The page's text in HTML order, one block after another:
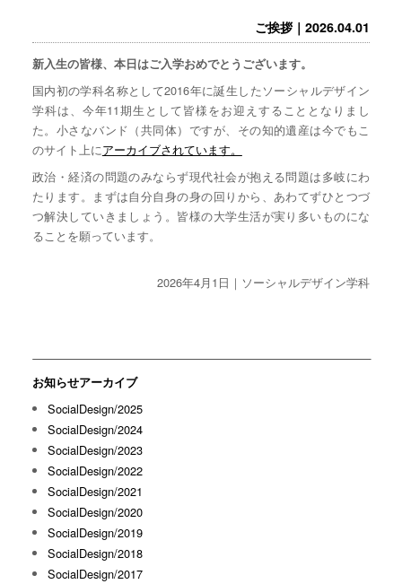
ご挨拶｜2026.04.01
新入生の皆様、本日はご入学おめでとうございます。
国内初の学科名称として2016年に誕生したソーシャルデザイン
学科は、今年11期生として皆様をお迎えすることとなりまし
た。小さなバンド（共同体）ですが、その知的遺産は今でもこ
のサイト上にアーカイブされています。
政治・経済の問題のみならず現代社会が抱える問題は多岐にわ
たります。まずは自分自身の身の回りから、あわてずひとつづ
つ解決していきましょう。皆様の大学生活が実り多いものにな
ることを願っています。
2026年4月1日｜ソーシャルデザイン学科
お知らせアーカイブ
SocialDesign/2025
SocialDesign/2024
SocialDesign/2023
SocialDesign/2022
SocialDesign/2021
SocialDesign/2020
SocialDesign/2019
SocialDesign/2018
SocialDesign/2017